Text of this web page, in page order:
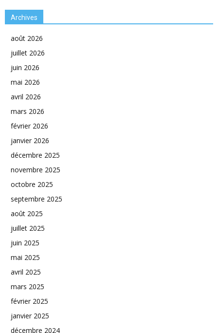
Archives
août 2026
juillet 2026
juin 2026
mai 2026
avril 2026
mars 2026
février 2026
janvier 2026
décembre 2025
novembre 2025
octobre 2025
septembre 2025
août 2025
juillet 2025
juin 2025
mai 2025
avril 2025
mars 2025
février 2025
janvier 2025
décembre 2024